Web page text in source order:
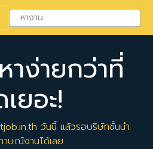
ง่ายกว่าที่
ยอะ!
วันนี้ แล้วรอบริษัทชั้นนำ
ษณ์งานได้เลย